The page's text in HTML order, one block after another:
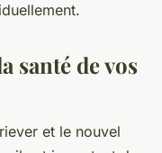
santé de vos
et le nouvel